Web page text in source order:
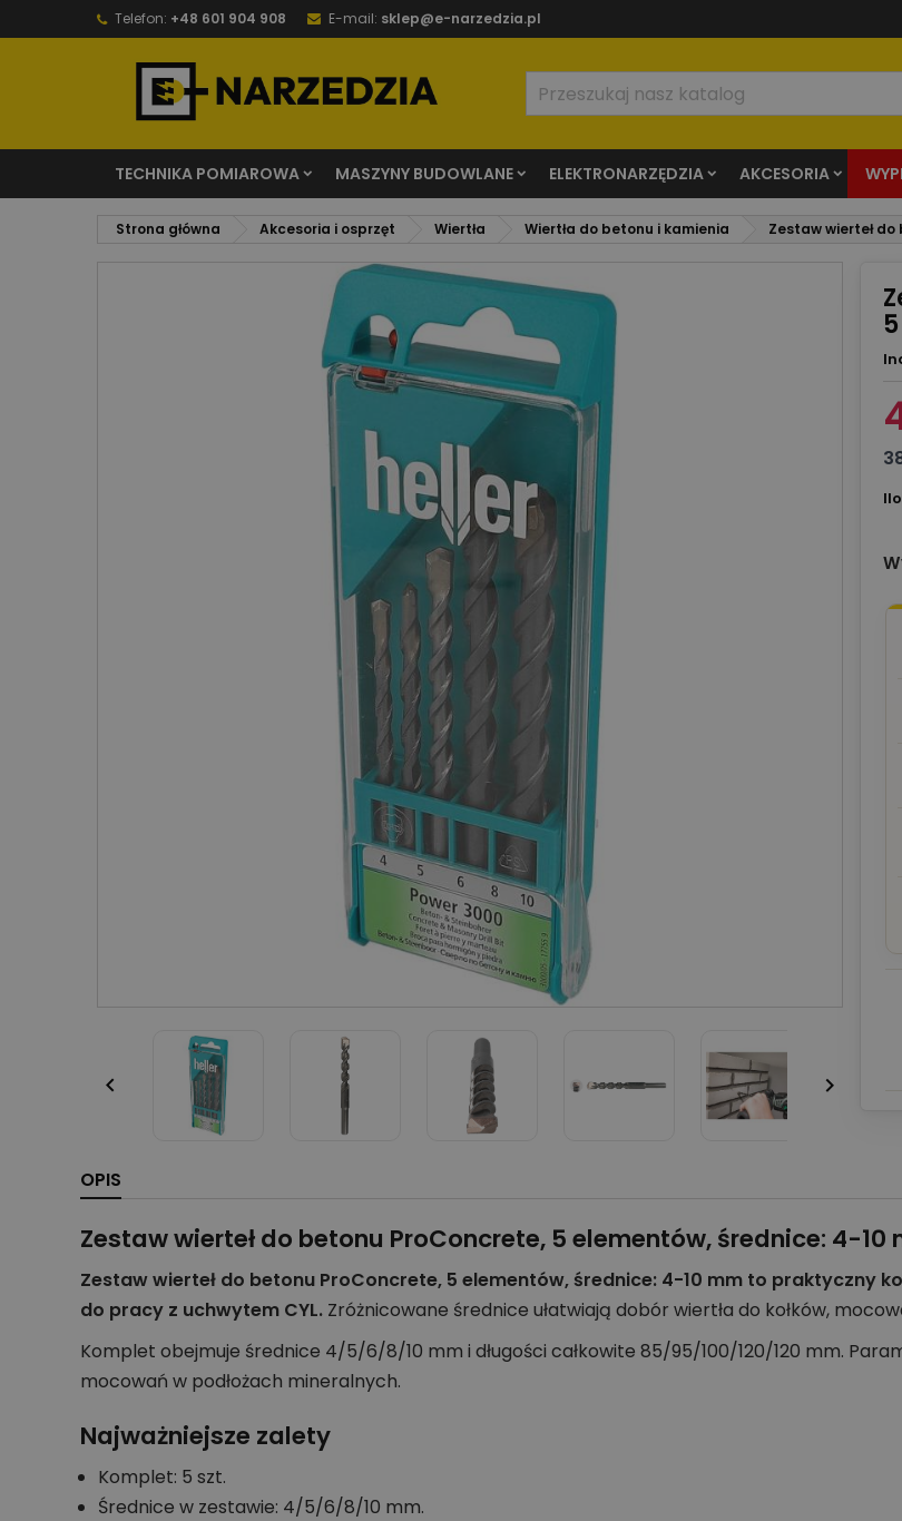
Telefon: +48 601 904 908 E-mail: sklep@e-narzedzia.pl
TECHNIKA POMIAROWA MASZYNY BUDOWLANE ELEKTRONARZĘDZIA AKCESORIA
Strona główna Akcesoria i osprzęt Wiertła Wiertła do betonu i kamienia Zestaw wierteł
 
OPIS
Zestaw wierteł do betonu ProConcrete, 5 elementów, średnice: 4-10
Zestaw wierteł do betonu ProConcrete, 5 elementów, średnice: 4-10 mm to praktyczny
do pracy z uchwytem CYL. Zróżnicowane średnice ułatwiają dobór wiertła do kołków,
Komplet obejmuje średnice 4/5/6/8/10 mm i długości całkowite 85/95/100/120/120 mm.
mocowań w podłożach mineralnych.
Najważniejsze zalety
Komplet: 5 szt.
Średnice w zestawie: 4/5/6/8/10 mm.